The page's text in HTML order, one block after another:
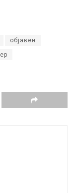
објавен